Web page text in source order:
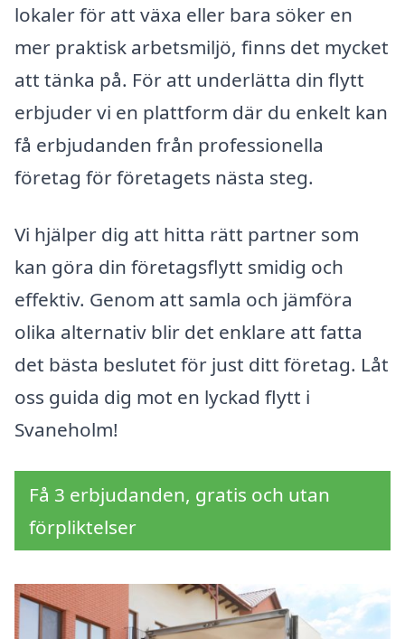
lokaler för att växa eller bara söker en
mer praktisk arbetsmiljö, finns det mycket
att tänka på. För att underlätta din flytt
erbjuder vi en plattform där du enkelt kan
få erbjudanden från professionella
företag för företagets nästa steg.
Vi hjälper dig att hitta rätt partner som
kan göra din företagsflytt smidig och
effektiv. Genom att samla och jämföra
olika alternativ blir det enklare att fatta
det bästa beslutet för just ditt företag. Låt
oss guida dig mot en lyckad flytt i
Svaneholm!
Få 3 erbjudanden, gratis och utan
förpliktelser